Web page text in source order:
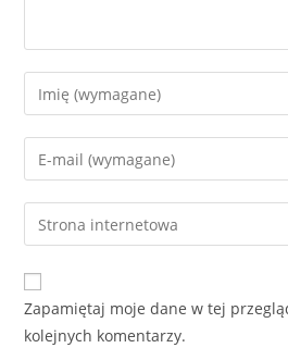
Enter
your
name
comment
Enter
your
email
address
comment
Enter
your
website
URL
(optional)
Zapamiętaj moje dane w tej
kolejnych komentarzy.